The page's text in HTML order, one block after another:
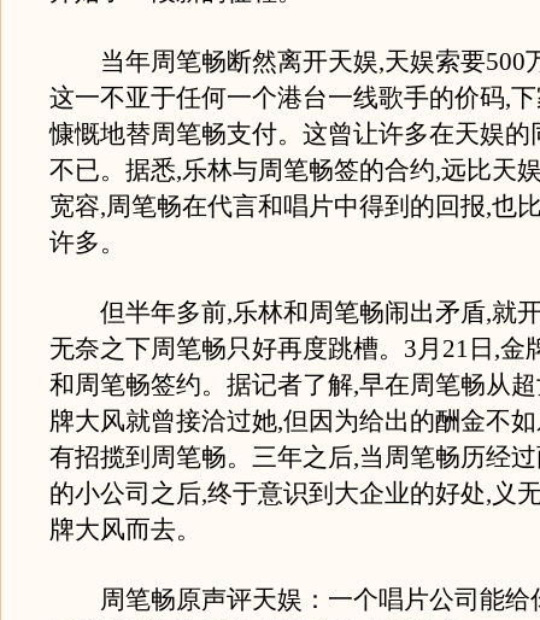
当年周笔畅断然离开天娱,天娱索要500
这一不亚于任何一个港台一线歌手的价码,
慷慨地替周笔畅支付。这曾让许多在天娱的
不已。据悉,乐林与周笔畅签的合约,远比天
宽容,周笔畅在代言和唱片中得到的回报,也
许多。
但半年多前,乐林和周笔畅闹出矛盾,就
无奈之下周笔畅只好再度跳槽。3月21日,金
和周笔畅签约。据记者了解,早在周笔畅从超
牌大风就曾接洽过她,但因为给出的酬金不
有招揽到周笔畅。三年之后,当周笔畅历经
的小公司之后,终于意识到大企业的好处,义
牌大风而去。
周笔畅原声评天娱：一个唱片公司能给